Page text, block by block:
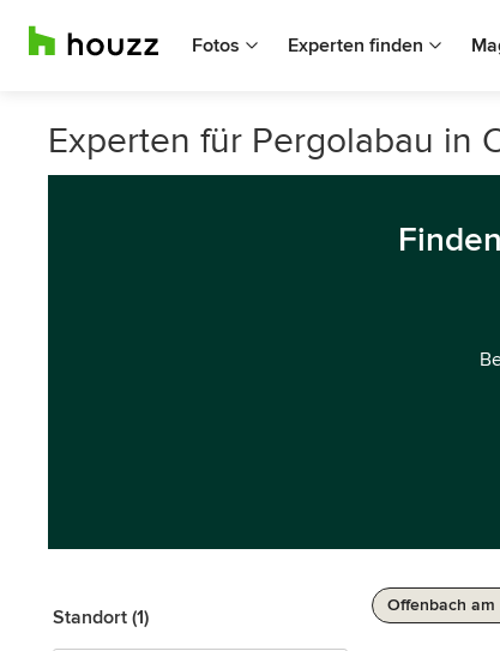
Fotos Experten finden
Experten für Pergolabau in
Standort (1)
Offenbach